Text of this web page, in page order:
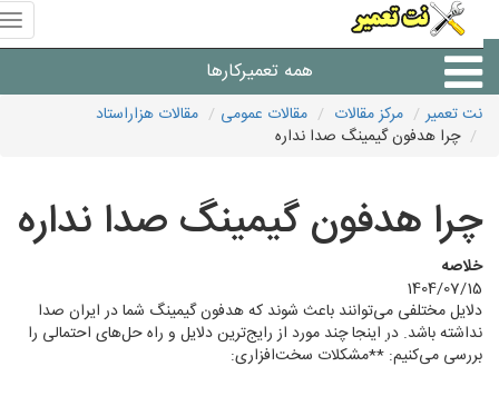
همه تعمیرکارها
شرکت های تعمیرات لوازم
نت تعمیر مرکز مقالات مقالات عمومی
مقالات هزاراستاد
چرا هدفون گیمینگ صدا نداره
چرا هدفون گیمینگ صدا نداره
خلاصه
1404/07/15
دلایل مختلفی می‌توانند باعث شوند که هدفون گیمینگ شما در ایران صدا
نداشته باشد. در اینجا چند مورد از رایج‌ترین دلایل و راه حل‌های احتمالی را
بررسی می‌کنیم: **مشکلات سخت‌افزاری: